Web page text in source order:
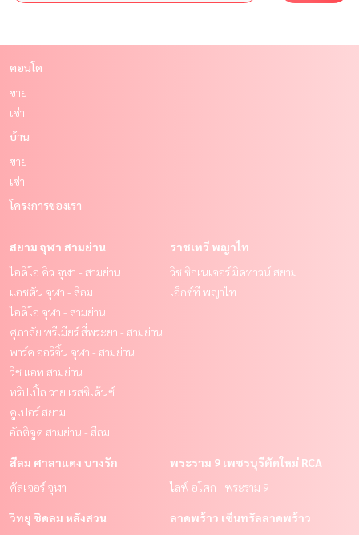
คอนโด
ขาย
เช่า
บ้าน
ขาย
เช่า
โครงการของเรา
สยาม จุฬา สามย่าน
ไอดีโอ คิว จุฬา - สามย่าน
แอชตัน จุฬา - สีลม
ไอดีโอ จุฬา - สามย่าน
ศุภาลัย พรีเมียร์ สี่พระยา - สามย่าน
พาร์ค ออริจิ้น จุฬา - สามย่าน
วิช แอท สามย่าน
ทริปเปิ้ล วาย เรสซิเด้นซ์
คูเปอร์ สยาม
อัลติจูด สามย่าน - สีลม
ราชเทวี พญาไท
วิช ซิกเนเจอร์ มิดทาวน์ สยาม
เอ็กซ์ที พญาไท
สีลม ศาลาแดง บางรัก
คัลเจอร์ จุฬา
พระราม 9 เพชรบุรีตัดใหม่ RCA
ไลฟ์ อโศก - พระราม 9
วิทยุ ชิดลม หลังสวน ลาดพร้าว เซ็นทรัลลาดพร้าว